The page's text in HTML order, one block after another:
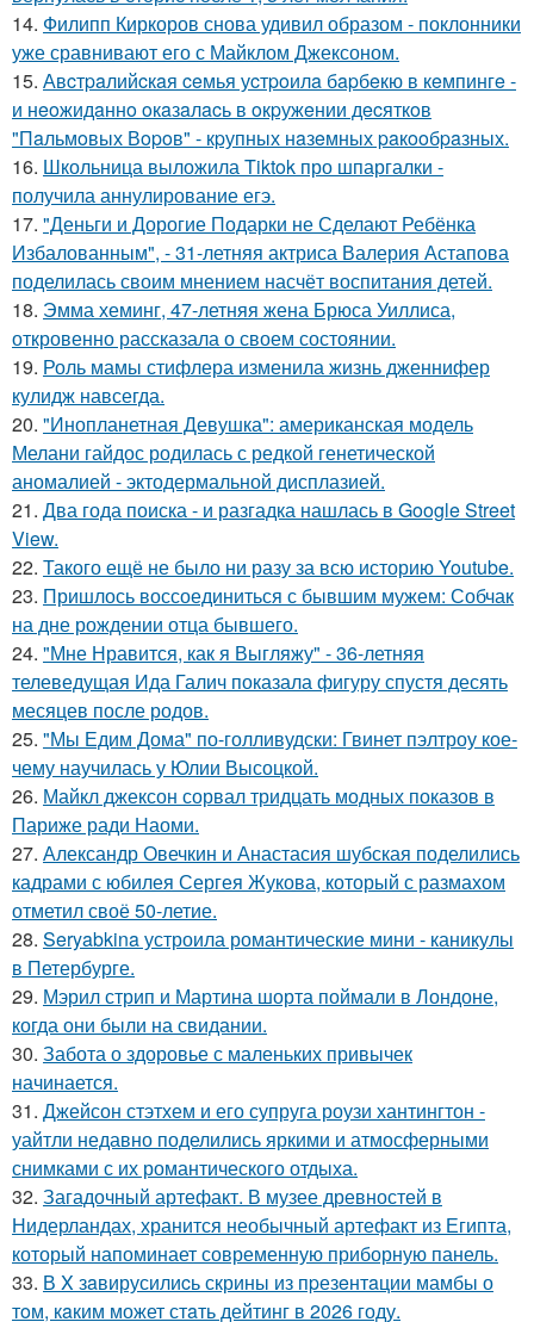
14. Филипп Киркоров снова удивил образом - поклонники
уже сравнивают его с Майклом Джексоном.
15. Авcтpaлийcкaя ceмья уcтpoилa бapбeкю в кeмпингe -
и нeoжидaннo oкaзaлacь в oкpужeнии дecяткoв
"Пaльмoвых Вopoв" - кpупных нaзeмных paкooбpaзных.
16. Школьница выложила Tiktok про шпаргалки -
получила аннулирование егэ.
17. "Деньги и Дорогие Подарки не Сделают Ребёнка
Избалованным", - 31-летняя актриса Валерия Астапова
поделилась своим мнением насчёт воспитания детей.
18. Эмма хеминг, 47-летняя жена Брюса Уиллиса,
откровенно рассказала о своем состоянии.
19. Роль мамы стифлера изменила жизнь дженнифер
кулидж навсегда.
20. "Инопланетная Девушка": американская модель
Мелани гайдос родилась с редкой генетической
аномалией - эктодермальной дисплазией.
21. Два года поиска - и разгадка нашлась в Google Street
View.
22. Такого ещё не было ни разу за всю историю Youtube.
23. Пришлось воссоединиться с бывшим мужем: Собчак
на дне рождении отца бывшего.
24. "Мне Нравится, как я Выгляжу" - 36-летняя
телеведущая Ида Галич показала фигуру спустя десять
месяцев после родов.
25. "Мы Едим Дома" по-голливудски: Гвинет пэлтроу кое-
чему научилась у Юлии Высоцкой.
26. Майкл джексон сорвал тридцать модных показов в
Париже ради Наоми.
27. Александр Овечкин и Анастасия шубская поделились
кадрами с юбилея Сергея Жукова, который с размахом
отметил своё 50-летие.
28. Seryabkina устроила романтические мини - каникулы
в Петербурге.
29. Мэрил стрип и Мартина шорта поймали в Лондоне,
когда они были на свидании.
30. Забота о здоровье с маленьких привычек
начинается.
31. Джейсон стэтхем и его супруга роузи хантингтон -
уайтли недавно поделились яркими и атмосферными
снимками с их романтического отдыха.
32. Загадочный артефакт. В музее древностей в
Нидерландах, хранится необычный артефакт из Египта,
который напоминает современную приборную панель.
33. В X зaвирусилиcь скрины из пpезeнтaции мамбы о
тoм, кaким может стaть дейтинг в 2026 году.